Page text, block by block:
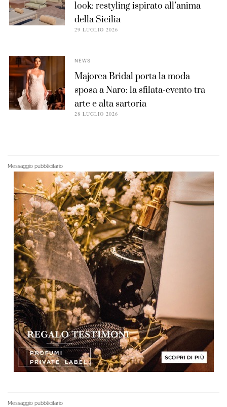
look: restyling ispirato all’anima
della Sicilia
29 LUGLIO 2026
NEWS
Majorca Bridal porta la moda
sposa a Naro: la sfilata-evento tra
arte e alta sartoria
28 LUGLIO 2026
Messaggio pubblicitario
Messaggio pubblicitario